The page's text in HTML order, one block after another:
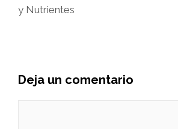
y Nutrientes
Deja un comentario